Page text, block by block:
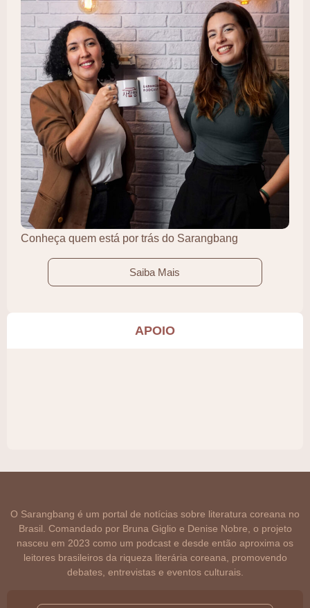
Conheça quem está por trás do Sarangbang
Saiba Mais
APOIO
O Sarangbang é um portal de notícias sobre literatura coreana no
Brasil. Comandado por Bruna Giglio e Denise Nobre, o projeto
nasceu em 2023 como um podcast e desde então aproxima os
leitores brasileiros da riqueza literária coreana, promovendo
debates, entrevistas e eventos culturais.